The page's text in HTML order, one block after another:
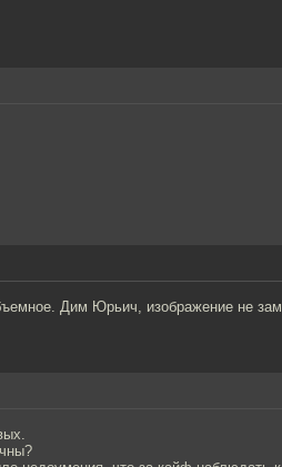
Дим Юрьич, изображение не